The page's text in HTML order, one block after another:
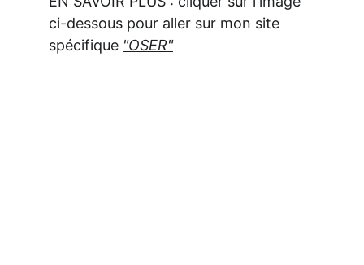
ci-dessous pour aller sur mon site
spécifique "OSER"